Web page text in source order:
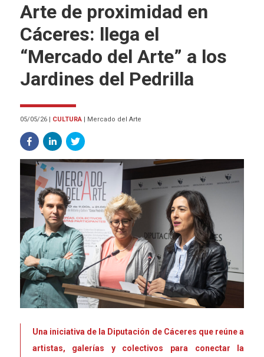
Arte de proximidad en
Cáceres: llega el
“Mercado del Arte” a los
Jardines del Pedrilla
05/05/26 | CULTURA | Mercado del Arte
Una iniciativa de la Diputación de Cáceres que reúne a
artistas, galerías y colectivos para conectar
la